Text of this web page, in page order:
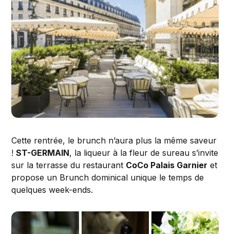
Cette rentrée, le brunch n’aura plus la même saveur
!ST-GERMAIN, la liqueur à la fleur de sureau s’invite
sur la terrasse du restaurant CoCo Palais Garnier et
propose un Brunch dominical unique le temps de
quelques week-ends.